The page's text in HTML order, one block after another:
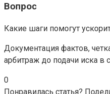
Вопрос
Какие шаги помогут
Документация фактов,
арбитраж до подачи иска в
0
Понравилась статья?